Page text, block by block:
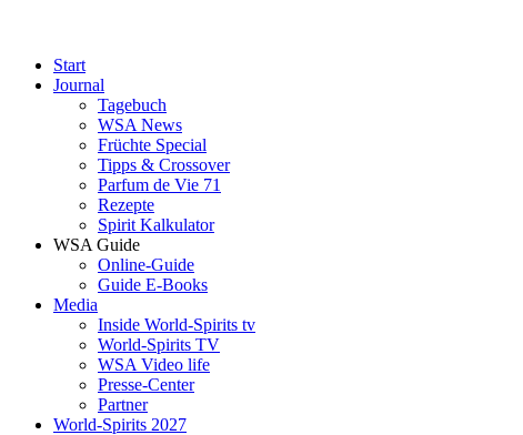
Start
Journal
Tagebuch
WSA News
Früchte Special
Tipps & Crossover
Parfum de Vie 71
Rezepte
Spirit Kalkulator
WSA Guide
Online-Guide
Guide E-Books
Media
Inside World-Spirits tv
World-Spirits TV
WSA Video life
Presse-Center
Partner
World-Spirits 2027